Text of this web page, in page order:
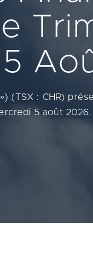
(TSX : CHR)
5 août